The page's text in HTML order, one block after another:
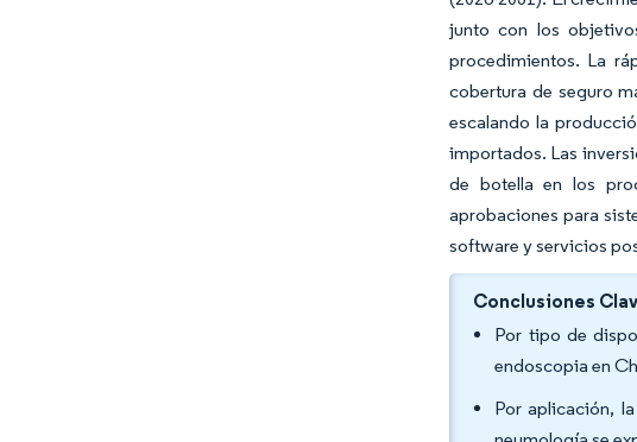
junto con los
procedimientos. La
cobertura de seguro
escalando la
importados. Las
de botella en los
aprobaciones para
software y servicios
Conclusiones
Por tipo de
endoscopia en
Por aplicación,